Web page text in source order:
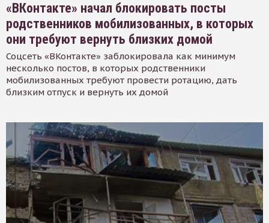
«ВКонтакте» начал блокировать посты
родственников мобилизованных, в которых
они требуют вернуть близких домой
Соцсеть «ВКонтакте» заблокировала как минимум
несколько постов, в которых родственники
мобилизованных требуют провести ротацию, дать
близким отпуск и вернуть их домой